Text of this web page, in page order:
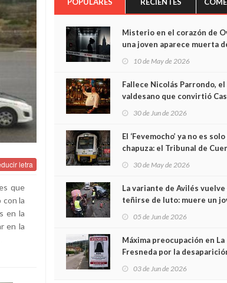
letra
que
con la
en la
en la
Misterio en el corazón de
una joven aparece muerta
cámaras captan sus últimos
minutos
10 de May de 2026
Fallece Nicolás Parrondo, el
valdesano que convirtió
30 de Jun de 2026
El ‘Fevemocho’ ya no es
chapuza: el Tribunal de
sobrecoste de los trenes
cabían por los túneles
30 de May de 2026
La variante de Avilés vuelve
teñirse de luto: muere un
05 de Jun de 2026
Máxima preocupación en La
Fresneda por la
03 de Jun de 2026